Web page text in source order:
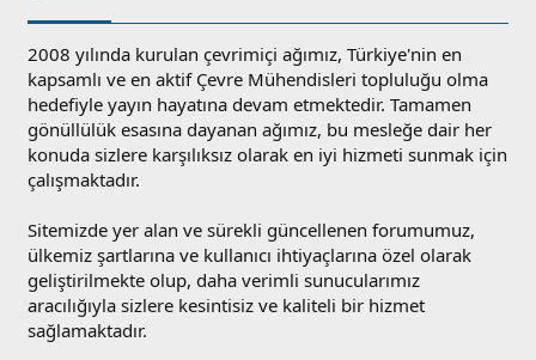
2008 yılında kurulan çevrimiçi ağımız, Türkiye'nin en
kapsamlı ve en aktif Çevre Mühendisleri topluluğu olma
hedefiyle yayın hayatına devam etmektedir. Tamamen
gönüllülük esasına dayanan ağımız, bu mesleğe dair her
konuda sizlere karşılıksız olarak en iyi hizmeti sunmak için
çalışmaktadır.
Sitemizde yer alan ve sürekli güncellenen forumumuz,
ülkemiz şartlarına ve kullanıcı ihtiyaçlarına özel olarak
geliştirilmekte olup, daha verimli sunucularımız
aracılığıyla sizlere kesintisiz ve kaliteli bir hizmet
sağlamaktadır.